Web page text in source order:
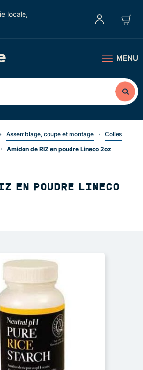
locale,
MENU
Assemblage, coupe et montage
Colles
Amidon de RIZ en poudre Lineco 2oz
EN POUDRE LINECO